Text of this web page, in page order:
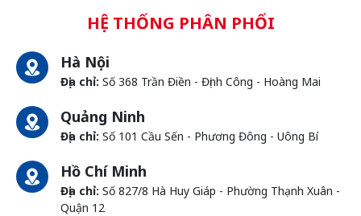
HỆ THỐNG PHÂN PHỐI
Hà Nội
Địa chỉ: Số 368 Trần Điền - Định Công - Hoàng Mai
Quảng Ninh
Địa chỉ: Số 101 Cầu Sến - Phương Đông - Uông Bí
Hồ Chí Minh
Địa chỉ: Số 827/8 Hà Huy Giáp - Phường Thạnh Xuân -
Quận 12